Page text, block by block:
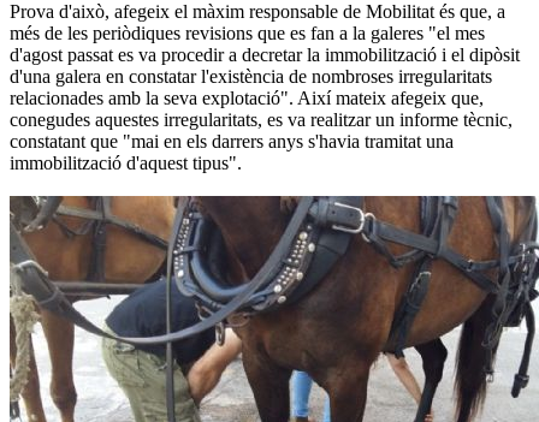
Prova d'això, afegeix el màxim responsable de Mobilitat és que, a
més de les periòdiques revisions que es fan a la galeres "el mes
d'agost passat es va procedir a decretar la immobilització i el dipòsit
d'una galera en constatar l'existència de nombroses irregularitats
relacionades amb la seva explotació". Així mateix afegeix que,
conegudes aquestes irregularitats, es va realitzar un informe tècnic,
constatant que "mai en els darrers anys s'havia tramitat una
immobilització d'aquest tipus".